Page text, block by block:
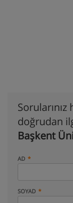
doğrudan
Başkent
AD
SOYAD